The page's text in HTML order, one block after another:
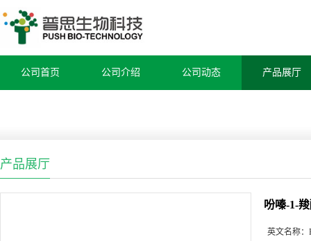
公司首页 公司介绍 公司动态 产品展厅
产品展厅
吩嗪-1-
英文名称：